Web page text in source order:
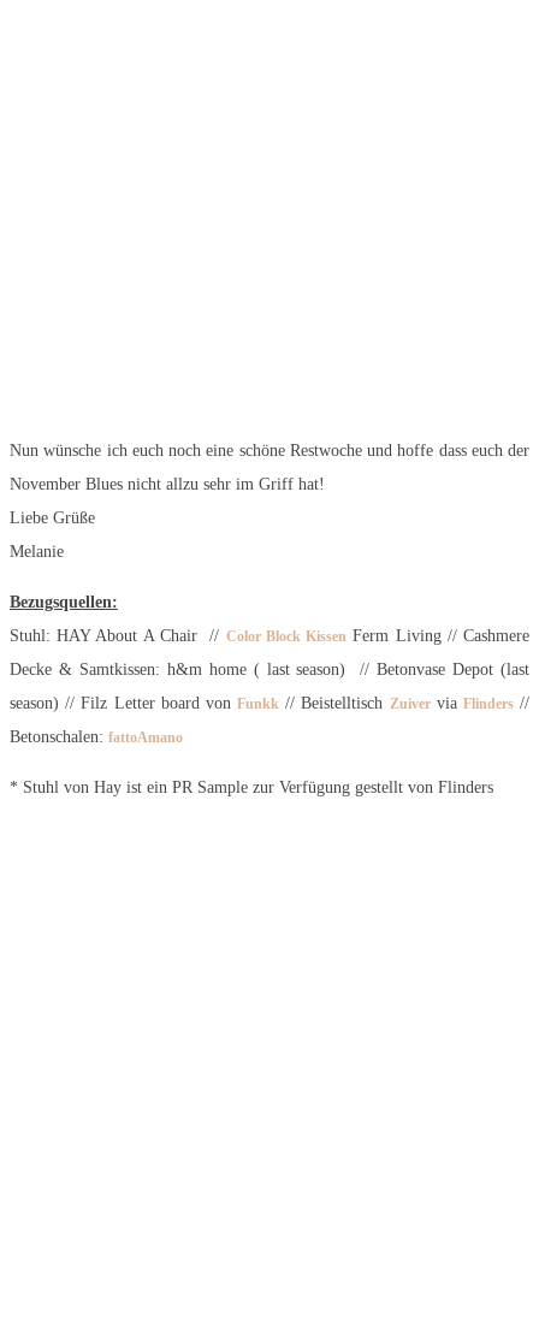
Nun wünsche ich euch noch eine schöne Restwoche und hoffe dass euch der
November Blues nicht allzu sehr im Griff hat!
Liebe Grüße
Melanie
Bezugsquellen:
Stuhl: HAY About A Chair // Color Block Kissen Ferm Living // Cashmere
Decke & Samtkissen: h&m home ( last season) // Betonvase Depot (last
season) // Filz Letter board von Funkk // Beistelltisch Zuivervia Flinders//
Betonschalen: fattoAmano
* Stuhl von Hay ist ein PR Sample zur Verfügung gestellt von Flinders